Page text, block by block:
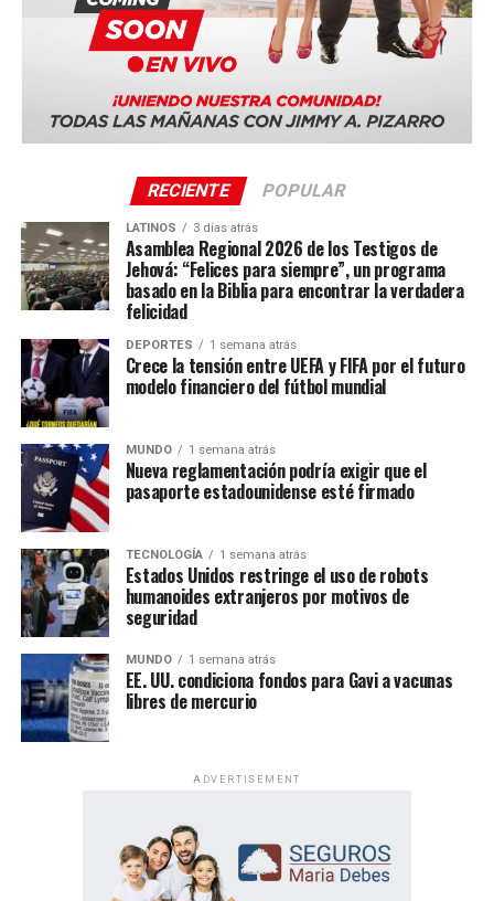
cardiovasculares.
Plataformas digitales para monitoreo remoto de
pacientes.
Especialistas consideran que estas tecnologías permitirán
reducir tiempos de diagnóstico y mejorar la calidad de
Retos por superar
Aunque los avances son significativos, los expertos
coinciden en que será necesario ampliar el acceso a estas
utilizados con altos estándares de privacidad y seguridad.
RECIENTE POPULAR
LATINOS 3 días atrás
Asamblea Regional 2026 de los Testigos de
Jehová: “Felices para siempre”, un programa
basado en la Biblia para encontrar la verdadera
felicidad
DEPORTES 1 semana atrás
Crece la tensión entre UEFA y FIFA por el futuro
modelo financiero del fútbol mundial
MUNDO 1 semana atrás
Nueva reglamentación podría exigir que el
pasaporte estadounidense esté firmado
TECNOLOGÍA 1 semana atrás
Estados Unidos restringe el uso de robots
humanoides extranjeros por motivos de
seguridad
MUNDO 1 semana atrás
EE. UU. condiciona fondos para Gavi a vacunas
libres de mercurio
ADVERTISEMENT